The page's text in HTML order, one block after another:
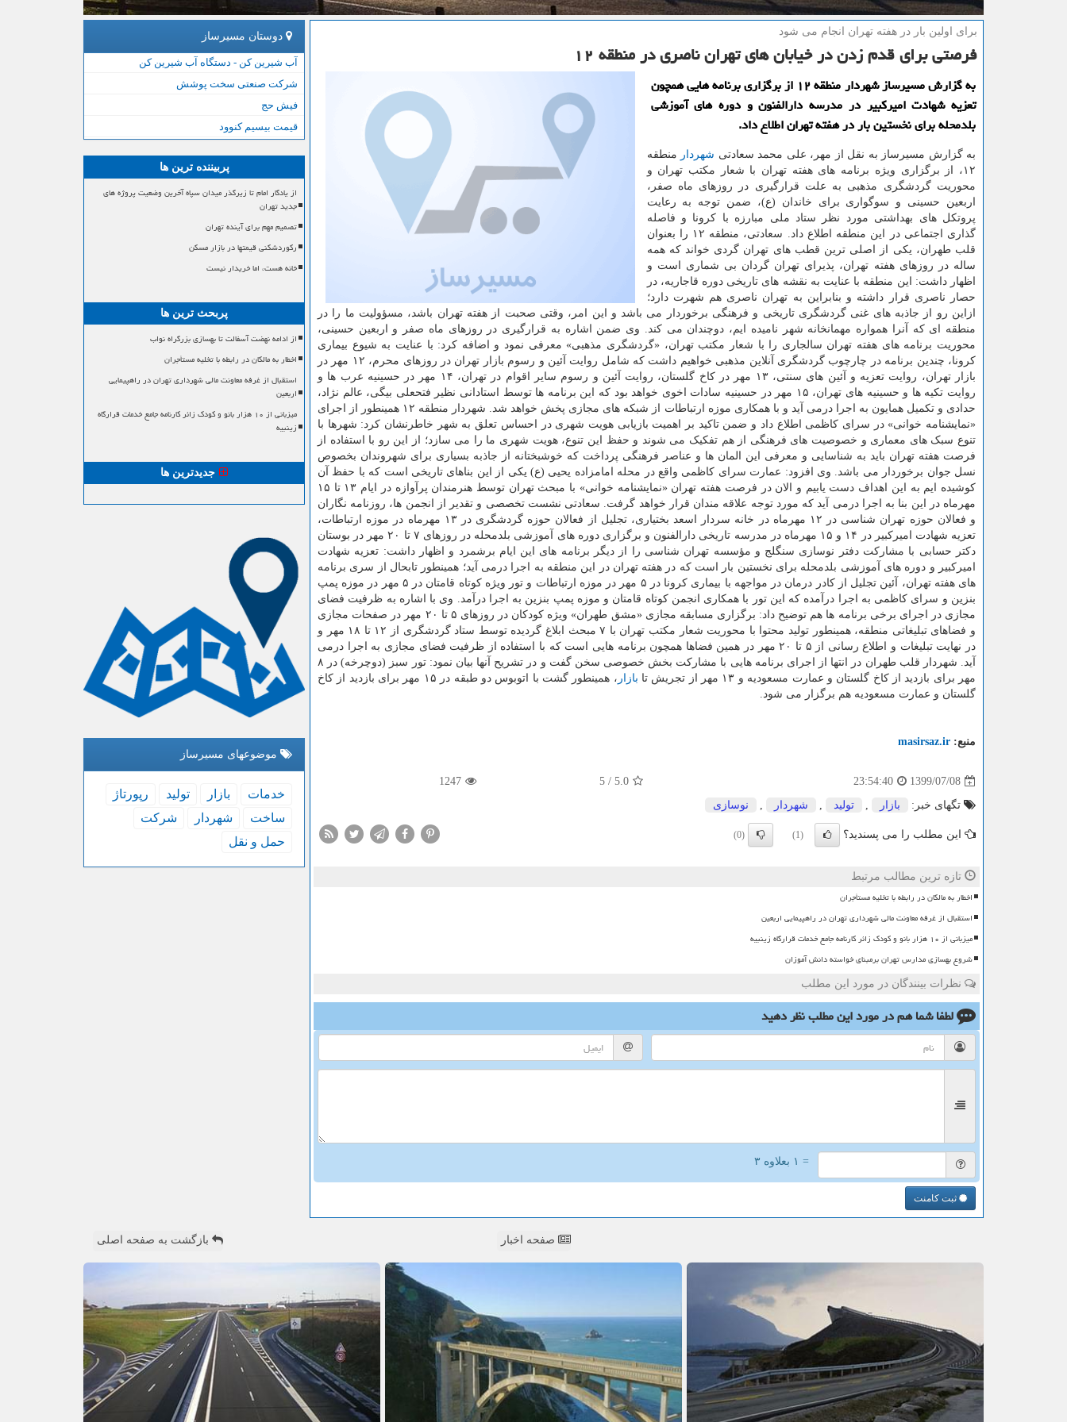
برای اولین بار در هفته تهران انجام می شود
فرصتی برای قدم زدن در خیابان های تهران ناصری در منطقه ۱۲
به گزارش مسیرساز شهردار منطقه ۱۲ از برگزاری برنامه هایی همچون
تعزیه شهادت امیركبیر در مدرسه دارالفنون و دوره های آموزشی
بلدمحله برای نخستین بار در هفته تهران اطلاع داد.
به گزارش مسیرساز به نقل از مهر، علی محمد سعادتی شهردار منطقه
۱۲، از برگزاری ویژه برنامه های هفته تهران با شعار مکتب تهران و
محوریت گردشگری مذهبی به علت قرارگیری در روزهای ماه صفر،
اربعین حسینی و سوگواری برای خاندان (ع)، ضمن توجه به رعایت
پروتکل های بهداشتی مورد نظر ستاد ملی مبارزه با کرونا و فاصله
گذاری اجتماعی در این منطقه اطلاع داد. سعادتی، منطقه ۱۲ را بعنوان
قلب طهران، یکی از اصلی ترین قطب های تهران گردی خواند که همه
ساله در روزهای هفته تهران، پذیرای تهران گردان بی شماری است و
اظهار داشت: این منطقه با عنایت به نقشه های تاریخی دوره قاجاریه، در
حصار ناصری قرار داشته و بنابراین به تهران ناصری هم شهرت دارد؛
ازاین رو از جاذبه های غنی گردشگری تاریخی و فرهنگی برخوردار می باشد و این امر، وقتی صحبت از هفته تهران باشد، مسؤولیت ما را در
منطقه ای که آنرا همواره مهمانخانه شهر نامیده ایم، دوچندان می کند. وی ضمن اشاره به قرارگیری در روزهای ماه صفر و اربعین حسینی،
محوریت برنامه های هفته تهران سالجاری را با شعار مکتب تهران، «گردشگری مذهبی» معرفی نمود و اضافه کرد: با عنایت به شیوع بیماری
کرونا، چندین برنامه در چارچوب گردشگری آنلاین مذهبی خواهیم داشت که شامل روایت آئین و رسوم بازار تهران در روزهای محرم، ۱۲ مهر در
بازار تهران، روایت تعزیه و آئین های سنتی، ۱۳ مهر در کاخ گلستان، روایت آئین و رسوم سایر اقوام در تهران، ۱۴ مهر در حسینیه عرب ها و
روایت تکیه ها و حسینیه های تهران، ۱۵ مهر در حسینیه سادات اخوی خواهد بود که این برنامه ها توسط استادانی نظیر فتحعلی بیگی، عالم نژاد،
حدادی و تکمیل همایون به اجرا درمی آید و با همکاری موزه ارتباطات از شبکه های مجازی پخش خواهد شد. شهردار منطقه ۱۲ همینطور از اجرای
«نمایشنامه خوانی» در سرای کاظمی اطلاع داد و ضمن تاکید بر اهمیت بازیابی هویت شهری در احساس تعلق به شهر خاطرنشان کرد: شهرها با
تنوع سبک های معماری و خصوصیت های فرهنگی از هم تفکیک می شوند و حفظ این تنوع، هویت شهری ما را می سازد؛ از این رو با استفاده از
فرصت هفته تهران باید به شناسایی و معرفی این المان ها و عناصر فرهنگی پرداخت که خوشبختانه از جاذبه بسیاری برای شهروندان بخصوص
نسل جوان برخوردار می باشد. وی افزود: عمارت سرای کاظمی واقع در محله امامزاده یحیی (ع) یکی از این بناهای تاریخی است که با حفظ آن
کوشیده ایم به این اهداف دست یابیم و الان در فرصت هفته تهران «نمایشنامه خوانی» با مبحث تهران توسط هنرمندان پرآوازه در ایام ۱۳ تا ۱۵
مهرماه در این بنا به اجرا درمی آید که مورد توجه علاقه مندان قرار خواهد گرفت. سعادتی نشست تخصصی و تقدیر از انجمن ها، روزنامه نگاران
و فعالان حوزه تهران شناسی در ۱۲ مهرماه در خانه سردار اسعد بختیاری، تجلیل از فعالان حوزه گردشگری در ۱۳ مهرماه در موزه ارتباطات،
تعزیه شهادت امیرکبیر در ۱۴ و ۱۵ مهرماه در مدرسه تاریخی دارالفنون و برگزاری دوره های آموزشی بلدمحله در روزهای ۷ تا ۲۰ مهر در بوستان
دکتر حسابی با مشارکت دفتر نوسازی سنگلج و مؤسسه تهران شناسی را از دیگر برنامه های این ایام برشمرد و اظهار داشت: تعزیه شهادت
امیرکبیر و دوره های آموزشی بلدمحله برای نخستین بار است که در هفته تهران در این منطقه به اجرا درمی آید؛ همینطور تابحال از سری برنامه
های هفته تهران، آئین تجلیل از کادر درمان در مواجهه با بیماری کرونا در ۵ مهر در موزه ارتباطات و تور ویژه کوتاه قامتان در ۵ مهر در موزه پمپ
بنزین و سرای کاظمی به اجرا درآمده که این تور با همکاری انجمن کوتاه قامتان و موزه پمپ بنزین به اجرا درآمد. وی با اشاره به ظرفیت فضای
مجازی در اجرای برخی برنامه ها هم توضیح داد: برگزاری مسابقه مجازی «مشق طهران» ویژه کودکان در روزهای ۵ تا ۲۰ مهر در صفحات مجازی
و فضاهای تبلیغاتی منطقه، همینطور تولید محتوا با محوریت شعار مکتب تهران با ۷ مبحث ابلاغ گردیده توسط ستاد گردشگری از ۱۲ تا ۱۸ مهر و
در نهایت تبلیغات و اطلاع رسانی از ۵ تا ۲۰ مهر در همین فضاها همچون برنامه هایی است که با استفاده از ظرفیت فضای مجازی به اجرا درمی
آید. شهردار قلب طهران در انتها از اجرای برنامه هایی با مشارکت بخش خصوصی سخن گفت و در تشریح آنها بیان نمود: تور سبز (دوچرخه) در ۸
مهر برای بازدید از کاخ گلستان و عمارت مسعودیه و ۱۳ مهر از تجریش تا
بازار
، همینطور گشت با اتوبوس دو طبقه در ۱۵ مهر برای بازدید از کاخ
گلستان و عمارت مسعودیه هم برگزار می شود.
منبع: masirsaz.ir
1399/07/08
23:54:40
5.0
/
5
1247
تگهای خبر: بازار , تولید , شهردار , نوسازی
این مطلب را می پسندید؟ (1)
(0)
تازه ترین مطالب مرتبط
اخطار به مالکان در رابطه با تخلیه مستأجران
استقبال از غرفه معاونت مالی شهرداری تهران در راهپیمایی اربعین
میزبانی از ۱۰ هزار بانو و کودک زائر کارنامه جامع خدمات قرارگاه زینبیه
شروع بهسازی مدارس تهران برمبنای خواسته دانش آموزان
نظرات بینندگان در مورد این مطلب
لطفا شما همدر مورد این مطلبنظر دهید
= ۱ بعلاوه ۳
ثبت کامنت
دوستان مسیرساز
آب شیرین کن - دستگاه آب شیرین کن
شرکت صنعتی سخت پوشش
فیش حج
قیمت بیسیم کنوود
پربیننده ترین ها
از یادگار امام تا زیرگذر میدان سپاه آخرین وضعیت پروژه های
جدید تهران
تصمیم مهم برای آینده تهران
رکوردشکنی قیمتها در بازار مسکن
خانه هست، اما خریدار نیست
پربحث ترین ها
از ادامه نهضت آسفالت تا بهسازی بزرگراه نواب
اخطار به مالکان در رابطه با تخلیه مستأجران
استقبال از غرفه معاونت مالی شهرداری تهران در راهپیمایی
اربعین
میزبانی از ۱۰ هزار بانو و کودک زائر کارنامه جامع خدمات قرارگاه
زینبیه
جدیدترین ها
موضوعهای مسیرساز
خدمات بازار تولید
رپورتاژ
ساخت
شهردار
شركت
حمل و نقل
صفحه اخبار بازگشت به صفحه اصلی